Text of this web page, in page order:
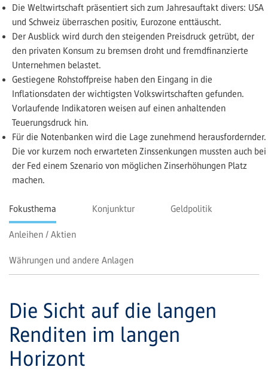
Die Weltwirtschaft präsentiert sich zum Jahresauftakt divers: USA
und Schweiz überraschen positiv, Eurozone enttäuscht.
Der Ausblick wird durch den steigenden Preisdruck getrübt, der
den privaten Konsum zu bremsen droht und fremdfinanzierte
Unternehmen belastet.
Gestiegene Rohstoffpreise haben den Eingang in die
Inflationsdaten der wichtigsten Volkswirtschaften gefunden.
Vorlaufende Indikatoren weisen auf einen anhaltenden
Teuerungsdruck hin.
Für die Notenbanken wird die Lage zunehmend herausfordernder.
Die vor kurzem noch erwarteten Zinssenkungen mussten auch bei
der Fed einem Szenario von möglichen Zinserhöhungen Platz
machen.
Fokusthema Konjunktur Geldpolitik
Anleihen / Aktien
Währungen und andere Anlagen
Die Sicht auf die langen
Renditen im langen
Horizont